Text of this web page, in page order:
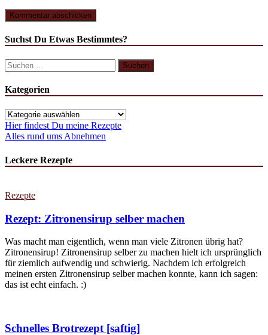
Suchst Du Etwas Bestimmtes?
Suchen
nach:
Kategorien
Kategorien
Hier findest Du meine Rezepte
Alles rund ums Abnehmen
Leckere Rezepte
Rezepte
Rezept: Zitronensirup selber machen
Was macht man eigentlich, wenn man viele Zitronen übrig hat?
Zitronensirup! Zitronensirup selber zu machen hielt ich ursprünglich
für ziemlich aufwendig und schwierig. Nachdem ich erfolgreich
meinen ersten Zitronensirup selber machen konnte, kann ich sagen:
das ist echt einfach. :)
Schnelles Brotrezept [saftig]